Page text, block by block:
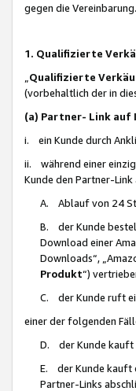
gegen die Vereinbarung.
1. Qualifizierte
Qualifizierte
(vorbehaltlich der in
(a) Partner- Link auf
i. ein Kunde durch
ii. während einer
Kunde den Partner-
A. Ablauf von 24
B. der Kunde
Download einer
Downloads“,
Produkt“)
C. der Kunde ruft
einer der folgenden
D. der Kunde kauft
E. der Kunde kauft
Partner-Links